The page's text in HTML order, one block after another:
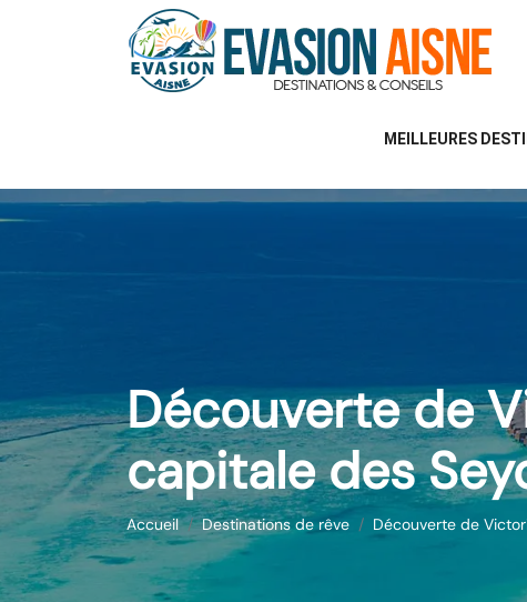
MEILLEURES
Découverte de
capitale des
Accueil Destinations de rêve Découverte de